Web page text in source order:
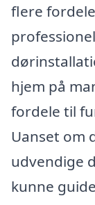
flere
hjem på
fordele til
Uanset om
udvendige
kunne